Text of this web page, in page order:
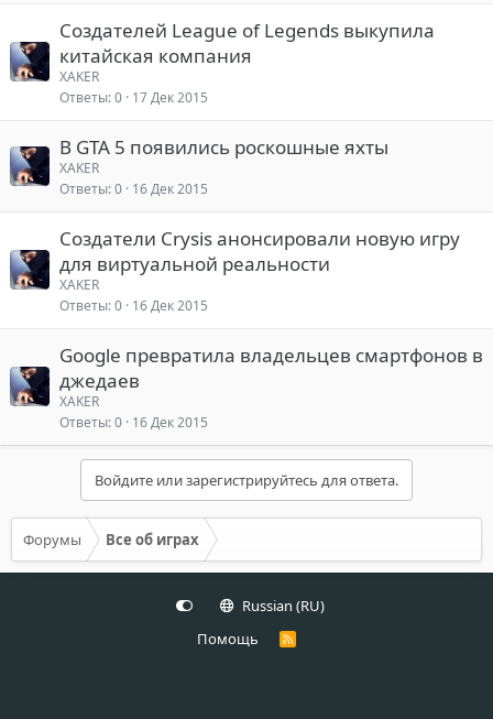
Создателей League of Legends выкупила
китайская компания
XAKER
Ответы 0 17 Дек 2015
В GTA 5 появились роскошные яхты
XAKER
Ответы 0 16 Дек 2015
Создатели Crysis анонсировали новую игру
для виртуальной реальности
XAKER
Ответы 0 16 Дек 2015
Google превратила владельцев смартфонов в
джедаев
XAKER
Ответы 0 16 Дек 2015
Войдите или зарегистрируйтесь для ответа.
Форумы Все об играх
Russian (RU)
Помощь
R